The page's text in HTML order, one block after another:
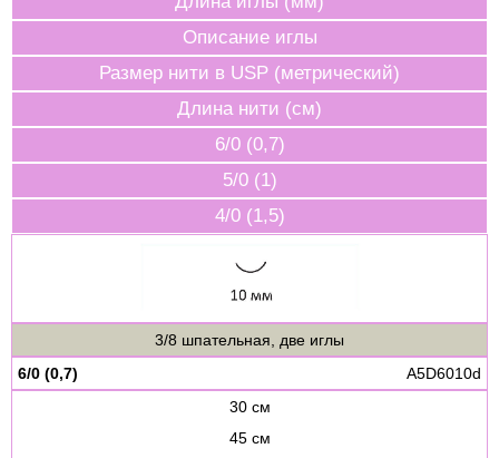
Описание иглы
Размер нити в USP (метрический)
Длина нити (см)
6/0 (0,7)
5/0 (1)
4/0 (1,5)
3/8 шпательная, две иглы
6/0 (0,7)
A5D6010d
30 см
45 см